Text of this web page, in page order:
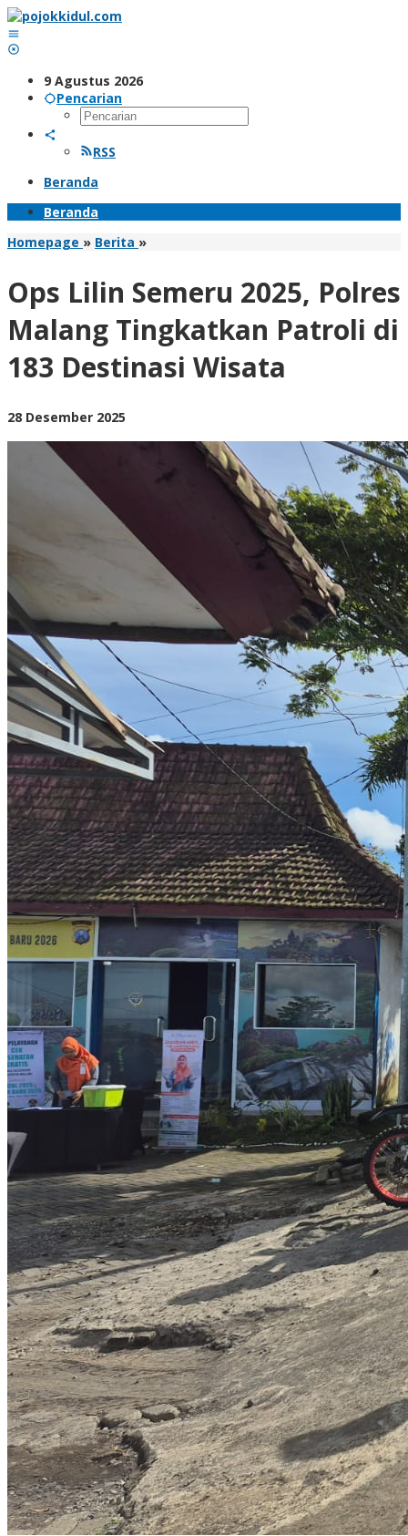
Lewati
ke
konten
9 Agustus 2026
Pencarian
RSS
Beranda
Beranda
Homepage » Berita »Ops
2025,
Malang
Tingkatkan
Patroli
di
Ops Lilin Semeru 2025, Polres
Malang Tingkatkan Patroli di
183 Destinasi Wisata
28 Desember 2025